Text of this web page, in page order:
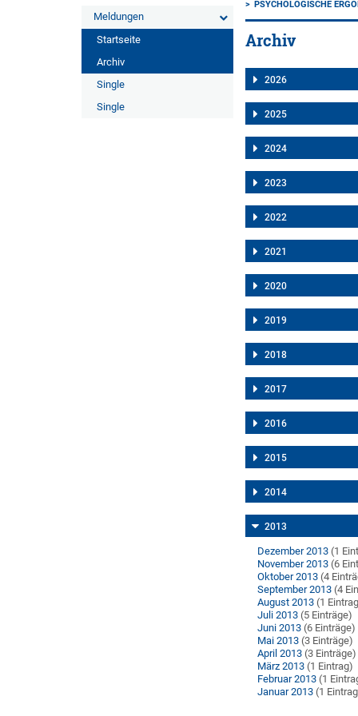
Meldungen
Startseite
Archiv
Single
Single
PSYCHOLOGISCHE
Archiv
2026
2025
2024
2023
2022
2021
2020
2019
2018
2017
2016
2015
2014
2013
Dezember 2013 (1
November 2013 (6
Oktober 2013 (4
September 2013 (4
August 2013 (1
Juli 2013 (5 Einträge)
Juni 2013 (6 Einträge)
Mai 2013 (3 Einträge)
April 2013 (3 Einträge)
März 2013 (1 Eintrag)
Februar 2013 (1
Januar 2013 (1